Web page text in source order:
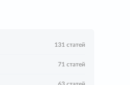
131 статей
71 статей